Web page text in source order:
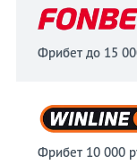
Фрибет до 15
Фрибет 10 000